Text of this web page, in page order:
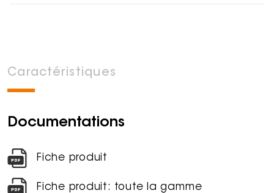
Caractéristiques
Documentations
Fiche produit
Fiche produit: toute la gamme